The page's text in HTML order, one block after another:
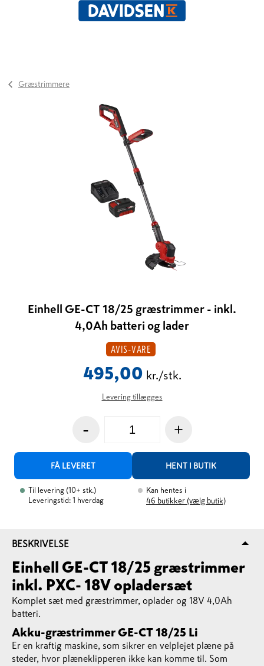
Græstrimmere
Einhell GE-CT 18/25 græstrimmer - inkl.
4,0Ah batteri og lader
AVIS-VARE
495,00 kr./stk.
Levering tillægges
- +
FÅ LEVERET HENT I BUTIK
Til levering (10+ stk.)
Leveringstid: 1 hverdag
Kan hentes i
46 butikker (vælg butik)
BESKRIVELSE
Einhell GE-CT 18/25 græstrimmer
inkl. PXC- 18V opladersæt
Komplet sæt med græstrimmer, oplader og 18V 4,0Ah
batteri.
Akku-græstrimmer GE-CT 18/25 Li
Er en kraftig maskine, som sikrer en velplejet plæne på
steder, hvor plæneklipperen ikke kan komme til. Som